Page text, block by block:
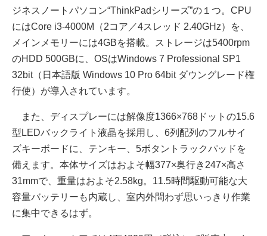
ジネスノートパソコン“ThinkPadシリーズ”の１つ。CPU
にはCore i3-4000M（2コア／4スレッド 2.40GHz）を、
メインメモリーには4GBを搭載。ストレージは5400rpm
のHDD 500GBに、OSはWindows 7 Professional SP1
32bit（日本語版 Windows 10 Pro 64bit ダウングレード権
行使）が導入されています。
また、ディスプレーには解像度1366×768ドットの15.6
型LEDバックライト液晶を採用し、6列配列のフルサイ
ズキーボードに、テンキー、5ボタントラックパッドを
備えます。本体サイズはおよそ幅377×奥行き247×高さ
31mmで、重量はおよそ2.58kg。11.5時間駆動可能な大
容量バッテリーも内蔵し、室内外問わず思いっきり作業
に集中できるはず。